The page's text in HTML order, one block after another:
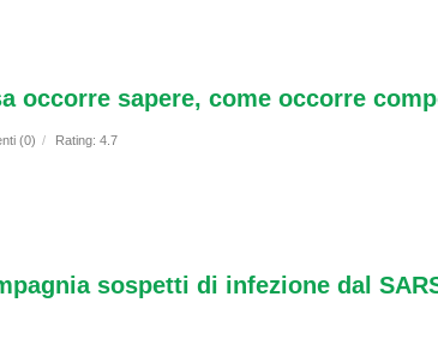
occorre sapere, come occorre
(0) / Rating: 4.7
sospetti di infezione dal